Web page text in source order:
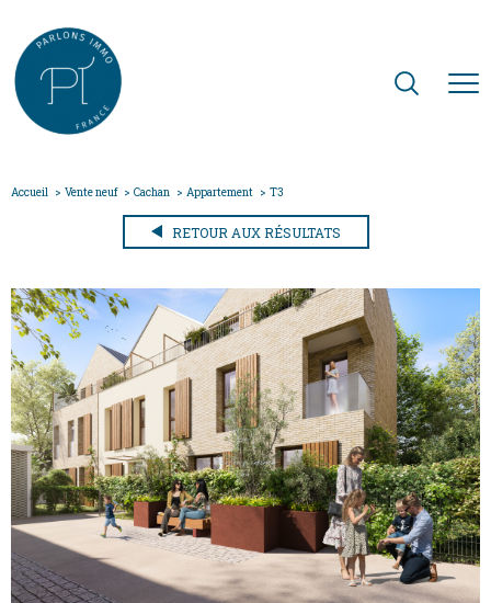
Accueil Vente neuf Cachan Appartement T3
RETOUR AUX RÉSULTATS